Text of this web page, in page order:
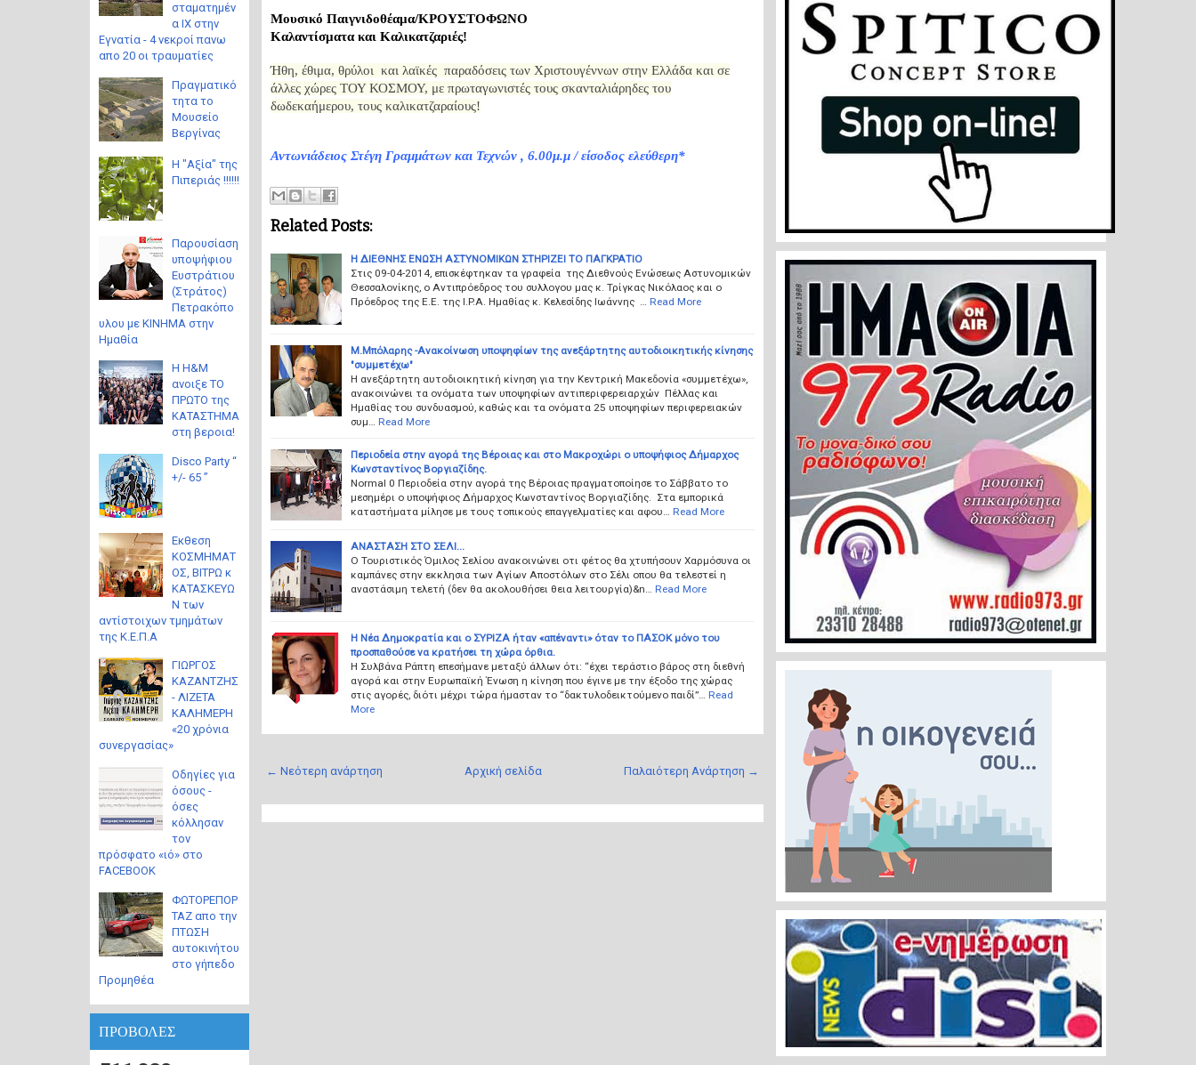
Μουσικό Παιγνιδοθέαμα/ΚΡΟΥΣΤΟΦΩΝΟ
Καλαντίσματα και Καλικατζαριές!
Ήθη, έθιμα, θρύλοι και λαϊκές παραδόσεις των Χριστουγέννων στην Ελλάδα και σε
άλλες χώρες ΤΟΥ ΚΟΣΜΟΥ, με πρωταγωνιστές τους σκανταλιάρηδες του
δωδεκαήμερου, τους καλικατζαραίους!
Αντωνιάδειος Στέγη Γραμμάτων και Τεχνών , 6.00μ.μ / είσοδος ελεύθερη*
Related Posts:
Η ΔΙΕΘΝΗΣ ΕΝΩΣΗ ΑΣΤΥΝΟΜΙΚΩΝ ΣΤΗΡΙΖΕΙ ΤΟ ΠΑΓΚΡΑΤΙΟ
Στις 09-04-2014, επισκέφτηκαν τα γραφεία της Διεθνούς Ενώσεως Αστυνομικών
Θεσσαλονίκης, ο Αντιπρόεδρος του συλλογου μας κ. Τρίγκας Νικόλαος και ο
Πρόεδρος της Ε.Ε. της I.P.A. Ημαθίας κ. Κελεσίδης Ιωάννης …
Read More
Μ.Μπόλαρης -Ανακοίνωση υποψηφίων της ανεξάρτητης αυτοδιοικητικής κίνησης
"συμμετέχω"
Η ανεξάρτητη αυτοδιοικητική κίνηση για την Κεντρική Μακεδονία «συμμετέχω»,
ανακοινώνει τα ονόματα των υποψηφίων αντιπεριφερειαρχών Πέλλας και
Ημαθίας του συνδυασμού, καθώς και τα ονόματα 25 υποψηφίων περιφερειακών
συμ…
Read More
Περιοδεία στην αγορά της Βέροιας και στο Μακροχώρι ο υποψήφιος Δήμαρχος
Κωνσταντίνος Βοργιαζίδης.
Normal 0 Περιοδεία στην αγορά της Βέροιας πραγματοποίησε το Σάββατο το
μεσημέρι ο υποψήφιος Δήμαρχος Κωνσταντίνος Βοργιαζίδης. Στα εμπορικά
καταστήματα μίλησε με τους τοπικούς επαγγελματίες και αφου…
Read More
ΑΝΑΣΤΑΣΗ ΣΤΟ ΣΕΛΙ...
Ο Τουριστικός Όμιλος Σελίου ανακοινώνει οτι φέτος θα χτυπήσουν Χαρμόσυνα οι
καμπάνες στην εκκλησια των Αγίων Αποστόλων στο Σέλι οπου θα τελεστεί η
αναστάσιμη τελετή (δεν θα ακολουθήσει θεια λειτουργία)&n…
Read More
H Nέα Δημοκρατία και ο ΣΥΡΙΖΑ ήταν «απέναντι» όταν το ΠΑΣΟΚ μόνο του
προσπαθούσε να κρατήσει τη χώρα όρθια.
Η Συλβάνα Ράπτη επεσήμανε μεταξύ άλλων ότι: “έχει τεράστιο βάρος στη διεθνή
αγορά και στην Ευρωπαϊκή Ένωση η κίνηση που έγινε με την έξοδο της χώρας
στις αγορές, διότι μέχρι τώρα ήμασταν το “δακτυλοδεικτούμενο παιδί”…
Read
More
← Νεότερη ανάρτηση Παλαιότερη Ανάρτηση →
Αρχική σελίδα
σταματημέν
α ΙΧ στην
Εγνατία - 4 νεκροί πανω
απο 20 οι τραυματίες
Πραγματικό
τητα το
Μουσείο
Βεργίνας
Η "Αξία" της
Πιπεριάς !!!!!!
Παρουσίαση
υποψήφιου
Ευστράτιου
(Στράτος)
Πετρακόπο
υλου με ΚΙΝΗΜΑ στην
Ημαθία
Η H&M
ανοιξε ΤΟ
ΠΡΩΤΟ της
ΚΑΤΑΣΤΗΜΑ
στη βεροια!
Disco Party “
+/- 65 ”
Eκθεση
ΚΟΣΜΗΜΑΤ
ΟΣ, ΒΙΤΡΩ κ
ΚΑΤΑΣΚΕΥΩ
Ν των
αντίστοιχων τμημάτων
της Κ.Ε.Π.Α
ΓΙΩΡΓΟΣ
ΚΑΖΑΝΤΖΗΣ
- ΛΙΖΕΤΑ
ΚΑΛΗΜΕΡΗ
«20 χρόνια
συνεργασίας»
Οδηγίες για
όσους -
όσες
κόλλησαν
τον
πρόσφατο «ιό» στο
FACEBOOK
ΦΩΤΟΡΕΠΟΡ
ΤΑΖ απο την
ΠΤΩΣΗ
αυτοκινήτου
στο γήπεδο
Προμηθέα
ΠΡΟΒΟΛΕΣ